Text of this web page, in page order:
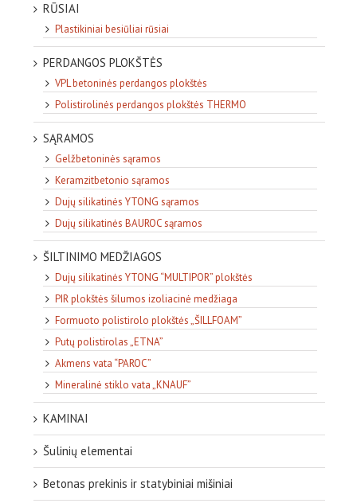
RŪSIAI
Plastikiniai besiūliai rūsiai
PERDANGOS PLOKŠTĖS
VPL betoninės perdangos plokštės
Polistirolinės perdangos plokštės THERMO
SĄRAMOS
Gelžbetoninės sąramos
Keramzitbetonio sąramos
Dujų silikatinės YTONG sąramos
Dujų silikatinės BAUROC sąramos
ŠILTINIMO MEDŽIAGOS
Dujų silikatinės YTONG “MULTIPOR” plokštės
PIR plokštės šilumos izoliacinė medžiaga
Formuoto polistirolo plokštės „ŠILLFOAM”
Putų polistirolas „ETNA”
Akmens vata “PAROC”
Mineralinė stiklo vata „KNAUF”
KAMINAI
Šulinių elementai
Betonas prekinis ir statybiniai mišiniai